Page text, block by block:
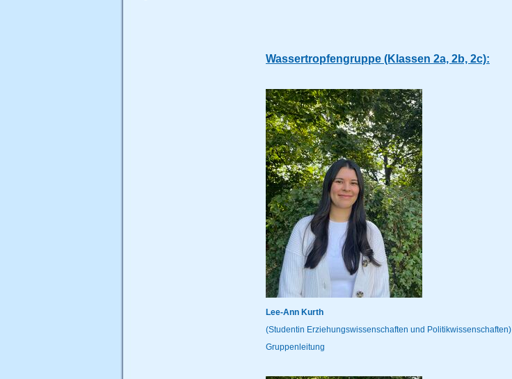
Wassertropfengruppe (Klassen 2a, 2b, 2c):
Lee-Ann Kurth
(Studentin Erziehungswissenschaften und Politikwissenschaften)
Gruppenleitung